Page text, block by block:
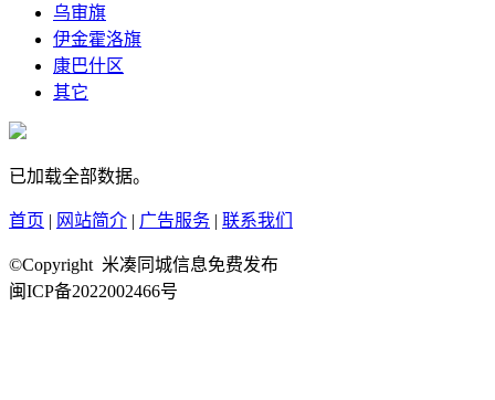
乌审旗
伊金霍洛旗
康巴什区
其它
已加载全部数据。
首页 | 网站简介 | 广告服务 | 联系我们
©Copyright 米凑同城信息免费发布
闽ICP备2022002466号